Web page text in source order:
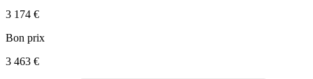
3 174 €
Bon prix
3 463 €